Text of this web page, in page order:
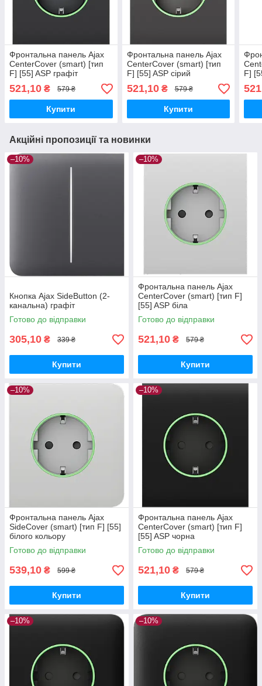
Фронтальна панель Ajax
CenterCover (smart) [тип
F] [55] ASP графіт
521,10 ₴ 579 ₴
Купити
Фронтальна панель Ajax
CenterCover (smart) [тип
F] [55] ASP сірий
521,10₴ 579 ₴
Купити
F]
Акційні пропозиції та новинки
–10%
Кнопка Ajax SideButton (2-
канальна) графіт
Готово до відправки
305,10 ₴ 339 ₴
Купити
–10%
Фронтальна панель Ajax
CenterCover (smart) [тип F]
[55] ASP біла
Готово до відправки
521,10 ₴ 579 ₴
Купити
–10%
Фронтальна панель Ajax
SideCover (smart) [тип F] [55]
білого кольору
Готово до відправки
539,10 ₴ 599 ₴
Купити
–10%
Фронтальна панель Ajax
CenterCover (smart) [тип F]
[55] ASP чорна
Готово до відправки
521,10 ₴ 579 ₴
Купити
–10% –10%